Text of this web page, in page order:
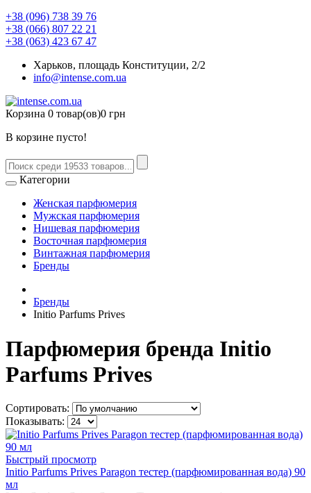
+38 (096) 738 39 76
+38 (066) 807 22 21
+38 (063) 423 67 47
Харьков, площадь Конституции, 2/2
info@intense.com.ua
Корзина 0 товар(ов)0 грн
В корзине пусто!
Категории
Женская парфюмерия
Мужская парфюмерия
Нишевая парфюмерия
Восточная парфюмерия
Винтажная парфюмерия
Бренды
Бренды
Initio Parfums Prives
Парфюмерия бренда Initio
Parfums Prives
Сортировать:
Показывать:
Быстрый просмотр
Initio Parfums Prives Paragon тестер (парфюмированная вода) 90
мл